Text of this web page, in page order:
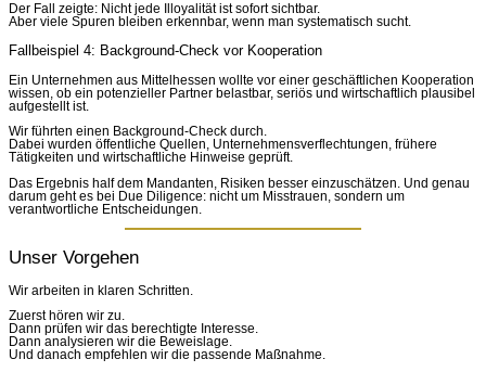
Der Fall zeigte: Nicht jede Illoyalität ist sofort sichtbar.
Aber viele Spuren bleiben erkennbar, wenn man systematisch sucht.
Fallbeispiel 4: Background-Check vor Kooperation
Ein Unternehmen aus Mittelhessen wollte vor einer geschäftlichen Kooperation
wissen, ob ein potenzieller Partner belastbar, seriös und wirtschaftlich plausibel
aufgestellt ist.
Wir führten einen Background-Check durch.
Dabei wurden öffentliche Quellen, Unternehmensverflechtungen, frühere
Tätigkeiten und wirtschaftliche Hinweise geprüft.
Das Ergebnis half dem Mandanten, Risiken besser einzuschätzen. Und genau
darum geht es bei Due Diligence: nicht um Misstrauen, sondern um
verantwortliche Entscheidungen.
Unser Vorgehen
Wir arbeiten in klaren Schritten.
Zuerst hören wir zu.
Dann prüfen wir das berechtigte Interesse.
Dann analysieren wir die Beweislage.
Und danach empfehlen wir die passende Maßnahme.